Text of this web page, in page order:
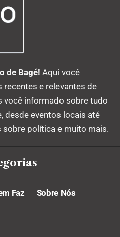
de Bagé! Aqui você
e relevantes de
você informado sobre tudo
desde eventos locais até
política e muito mais.
Faz Sobre Nós